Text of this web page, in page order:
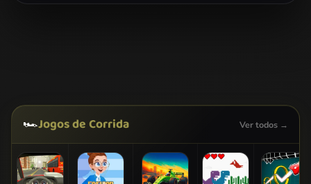
🏎️Jogos de Corrida Ver todos →